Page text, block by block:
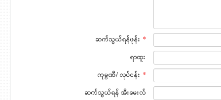
ဆက်သွယ်ရန်ဖုန်း *
ရာထူး
ကုမ္ပဏီ/ လုပ်ငန်း *
ဆက်သွယ်ရန် အီးမေးလ်